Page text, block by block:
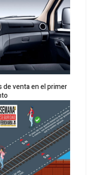
de venta en el primer